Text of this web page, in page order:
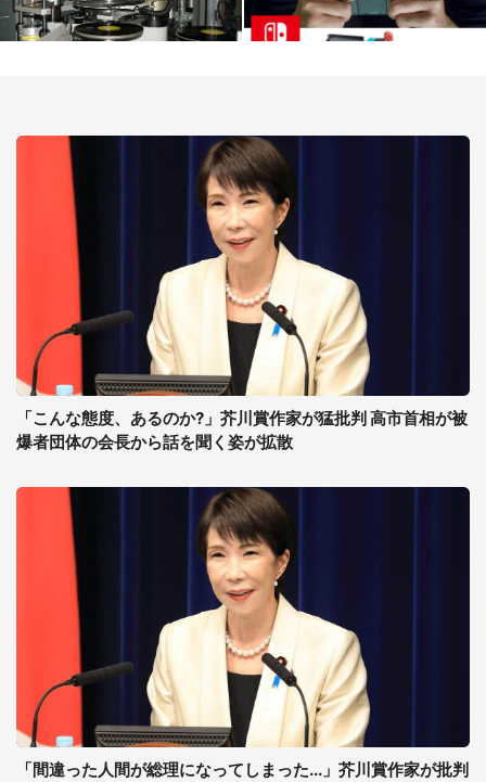
「こんな態度、あるのか?」芥川賞作家が猛批判 高市首相が被
爆者団体の会長から話を聞く姿が拡散
「間違った人間が総理になってしまった...」芥川賞作家が批判